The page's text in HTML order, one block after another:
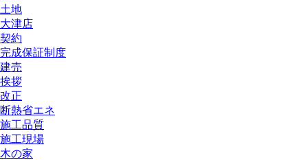
土地
大津店
契約
完成保証制度
建売
挨拶
改正
断熱省エネ
施工品質
施工現場
木の家